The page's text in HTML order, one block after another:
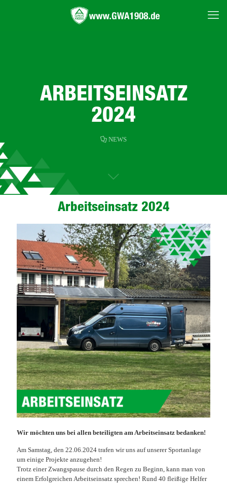
ARBEITSEINSATZ
2024
NEWS
Arbeitseinsatz 2024
Wir möchten uns bei allen beteiligten am Arbeitseinsatz bedanken!
Am Samstag, den 22.06.2024 trafen wir uns auf unserer Sportanlage
um einige Projekte anzugehen!
Trotz einer Zwangspause durch den Regen zu Beginn, kann man von
einem Erfolgreichen Arbeitseinsatz sprechen! Rund 40 fleißige Helfer